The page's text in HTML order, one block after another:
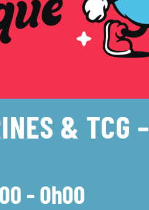
& TCG
- 0h00